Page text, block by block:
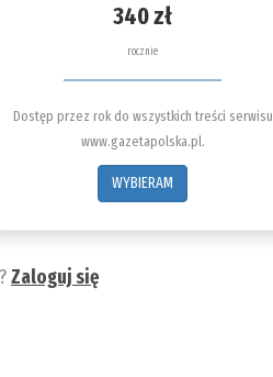
340 zł
rocznie
Dostęp przez rok do wszystkich treści serwisu
www.gazetapolska.pl.
WYBIERAM
Zaloguj się